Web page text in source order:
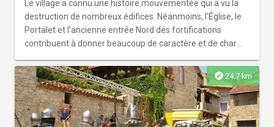
Le village a connu une histoire mouvementée qui a vu la
destruction de nombreux édifices. Néanmoins, l’Église, le
Portalet et l’ancienne entrée Nord des fortifications
contribuent à donner beaucoup de caractère et de charme
explore24.7 km